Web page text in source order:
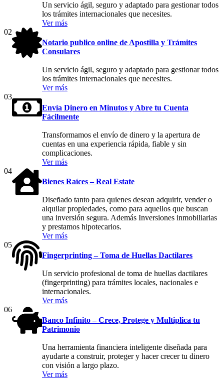
Un servicio ágil, seguro y adaptado para gestionar todos
los trámites internacionales que necesites.
Ver más
02
Notario publico online de Apostilla y Trámites
Consulares
Un servicio ágil, seguro y adaptado para gestionar todos
los trámites internacionales que necesites.
Ver más
03
Envía Dinero en Minutos y Abre tu Cuenta
Fácilmente
Transformamos el envío de dinero y la apertura de
cuentas en una experiencia rápida, fiable y sin
complicaciones.
Ver más
04
Bienes Raíces – Real Estate
Diseñado tanto para quienes desean adquirir, vender o
alquilar propiedades, como para aquellos que buscan
una inversión segura. Además Inversiones inmobiliarias
y prestamos hipotecarios.
Ver más
05
Fingerprinting – Toma de Huellas Dactilares
Un servicio profesional de toma de huellas dactilares
(fingerprinting) para trámites locales, nacionales e
internacionales.
Ver más
06
Banco Infinito – Crece, Protege y Multiplica tu
Patrimonio
Una herramienta financiera inteligente diseñada para
ayudarte a construir, proteger y hacer crecer tu dinero
con visión a largo plazo.
Ver más